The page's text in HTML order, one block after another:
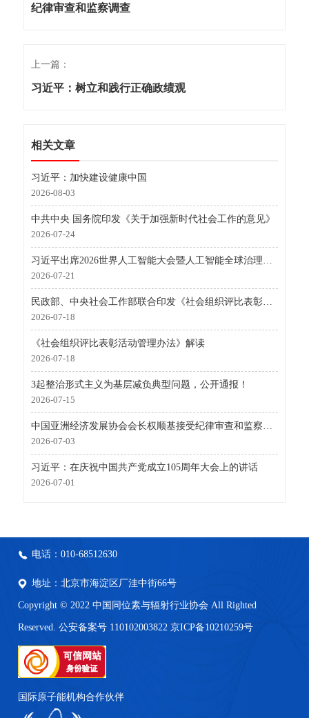
纪律审查和监察调查
上一篇：
习近平：树立和践行正确政绩观
相关文章
习近平：加快建设健康中国
2026-08-03
中共中央 国务院印发《关于加强新时代社会工作的意见》
2026-07-24
习近平出席2026世界人工智能大会暨人工智能全球治理高级别会议开幕式并发表主旨讲话
2026-07-21
民政部、中央社会工作部联合印发《社会组织评比表彰活动管理办法》
2026-07-18
《社会组织评比表彰活动管理办法》解读
2026-07-18
3起整治形式主义为基层减负典型问题，公开通报！
2026-07-15
中国亚洲经济发展协会会长权顺基接受纪律审查和监察调查
2026-07-03
习近平：在庆祝中国共产党成立105周年大会上的讲话
2026-07-01
电话：010-68512630
地址：北京市海淀区厂洼中街66号
Copyright © 2022 中国同位素与辐射行业协会 All Righted
Reserved. 公安备案号 110102003822京ICP备10210259号
国际原子能机构合作伙伴